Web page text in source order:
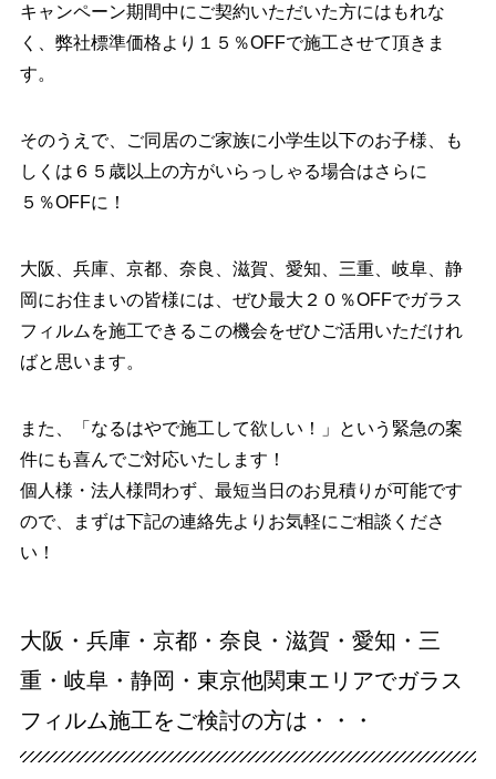
キャンペーン期間中にご契約いただいた方にはもれな
く、弊社標準価格より１５％OFFで施工させて頂きま
す。
そのうえで、ご同居のご家族に小学生以下のお子様、も
しくは６５歳以上の方がいらっしゃる場合はさらに
５％OFFに！
大阪、兵庫、京都、奈良、滋賀、愛知、三重、岐阜、静
岡にお住まいの皆様には、ぜひ最大２０％OFFでガラス
フィルムを施工できるこの機会をぜひご活用いただけれ
ばと思います。
また、「なるはやで施工して欲しい！」という緊急の案
件にも喜んでご対応いたします！
個人様・法人様問わず、最短当日のお見積りが可能です
ので、まずは下記の連絡先よりお気軽にご相談くださ
い！
大阪・兵庫・京都・奈良・滋賀・愛知・三
重・岐阜・静岡・東京他関東エリアでガラス
フィルム施工をご検討の方は・・・